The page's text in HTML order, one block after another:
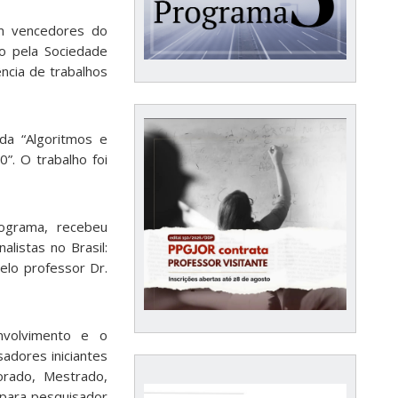
vencedores do
pela Sociedade
de trabalhos
“Algoritmos e
O trabalho foi
recebeu
no Brasil:
professor Dr.
e o
iniciantes
Mestrado,